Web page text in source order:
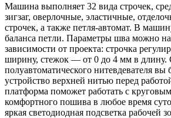
Машина выполняет 32 вида строчек,
зигзаг, оверлочные, эластичные,
строчек, а также петля-автомат. В
баланса петли. Параметры шва можно
зависимости от проекта: строчка
ширину, стежок — от 0 до 4 мм в
полуавтоматического нитевдевателя вы
устройство верхней нитью перед
платформа поможет работать с
комфортного пошива в любое время
яркая светодиодная подсветка рабочей